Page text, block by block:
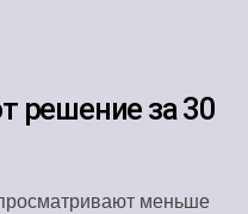
решение за 30
меньше